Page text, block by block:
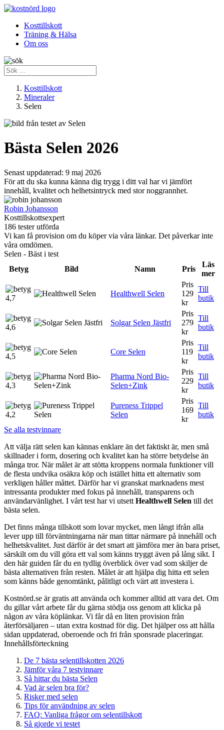
Kosttillskott
Träning & Hälsa
Om oss
Kosttillskott
Mineraler
Selen
Bästa Selen 2026
Senast uppdaterad: 9 maj 2026
För att du ska kunna känna dig trygg i ditt val har vi jämfört
innehåll, kvalitet och helhetsintryck med stor noggrannhet.
Robin Johansson
Kosttillskottsexpert
186 tester utförda
Vi kan få provision om du köper via våra länkar. Det påverkar inte
våra omdömen.
Selen - Bäst i test
Betyg
Bild Namn Pris
Läs
mer
4,7
Healthwell Selen
Pris
129
kr
Till
butik
4,6
Solgar Selen Jästfri
Pris
279
kr
Till
butik
4,5
Core Selen
Pris
119
kr
Till
butik
4,3
Pharma Nord Bio-
Selen+Zink
Pris
229
kr
Till
butik
4,2
Pureness Trippel
Selen
Pris
169
kr
Till
butik
Se alla testvinnare
Att välja rätt selen kan kännas enklare än det faktiskt är, men små
skillnader i form, dosering och kvalitet kan ha större betydelse än
många tror. När målet är att stötta kroppens normala funktioner vill
de flesta undvika osäkra köp och istället hitta ett alternativ som
verkligen håller måttet. Därför har vi granskat marknadens mest
intressanta produkter med fokus på innehåll, transparens och
användarvänlighet. I vårt test har vi utsett Healthwell Selen till det
bästa selen.
Det finns många tillskott som lovar mycket, men långt ifrån alla
lever upp till förväntningarna när man tittar närmare på innehåll och
helhetskvalitet. Just därför är det smart att jämföra mer än bara priset,
särskilt om du vill göra ett val som känns tryggt även på lång sikt. I
den här guiden får du en tydlig överblick över vad som skiljer de
bästa alternativen från resten. Målet är att hjälpa dig hitta ett selen
som känns både genomtänkt, pålitligt och värt att investera i.
Kostnörd.se är gratis att använda och kommer alltid att vara det. Om
du gillar vårt arbete får du gärna stödja oss genom att klicka på
någon av våra köplänkar. Vi får då en liten provision från
återförsäljaren – utan extra kostnad för dig. Det hjälper oss att hålla
sidan uppdaterad, oberoende och fri från sponsrade placeringar.
Innehållsförteckning
De 7 bästa selentillskotten 2026
Jämför våra 7 testvinnare
Så hittar du bästa Selen
Vad är selen bra för?
Risker med selen
Tips för användning av selen
FAQ: Vanliga frågor om selentillskott
Så gjorde vi testet